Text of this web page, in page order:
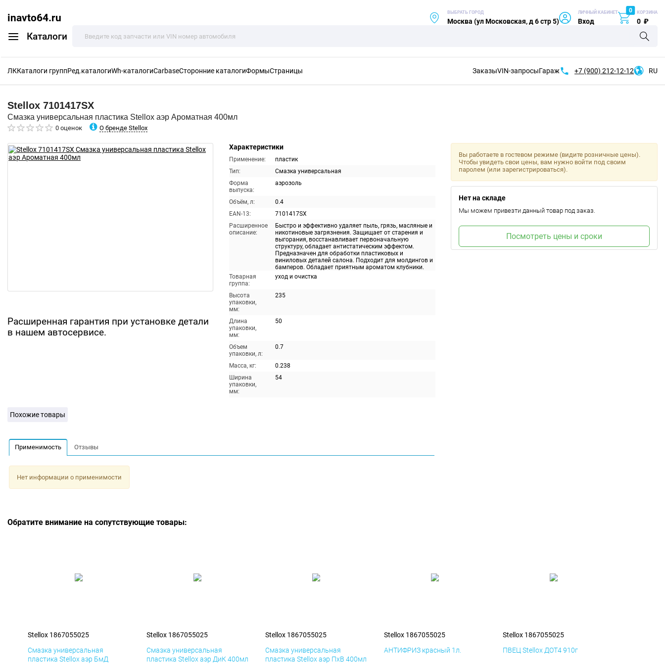
inavto64.ru
Каталоги
ВЫБРАТЬ ГОРОД
Москва (ул Московская, д 6 стр 5)
ЛИЧНЫЙ КАБИНЕТ
Вход
0 КОРЗИНА
0 ₽
ЛККаталоги группРед.каталогиWh-каталогиCarbaseСторонние каталогиФормыСтраницы ЗаказыVIN-запросыГараж +7 (900) 212-12-12 RU
Stellox 7101417SX
Смазка универсальная пластика Stellox аэр Ароматная 400мл
0 оценок О бренде Stellox
Расширенная гарантия при установке детали
в нашем автосервисе.
Характеристики
Применение:
пластик
Тип:
Смазка универсальная
Форма
выпуска:
аэрозоль
Объём, л:
0.4
EAN-13:
7101417SX
Расширенное
описание:
Быстро и эффективно удаляет пыль, грязь, масляные и
никотиновые загрязнения. Защищает от старения и
выгорания, восстанавливает первоначальную
структуру, обладает антистатическим эффектом.
Предназначен для обработки пластиковых и
виниловых деталей салона. Подходит для молдингов и
бамперов. Обладает приятным ароматом клубники.
Товарная
группа:
уход и очистка
Высота
упаковки,
мм:
235
Длина
упаковки,
мм:
50
Объем
упаковки, л:
0.7
Масса, кг:
0.238
Ширина
упаковки,
мм:
54
Вы работаете в гостевом режиме (видите розничные цены).
Чтобы увидеть свои цены, вам нужно войти под своим
паролем (или зарегистрироваться).
Нет на складе
Мы можем привезти данный товар под заказ.
Посмотреть цены и сроки
Похожие товары
Применимость Отзывы
Нет информации о применимости
Обратите внимание на сопутствующие товары:
Stellox 1867055025
Смазка универсальная
пластика Stellox аэр БмД
Stellox 1867055025
Смазка универсальная
пластика Stellox аэр ДиК 400мл
Stellox 1867055025
Смазка универсальная
пластика Stellox аэр ПхВ 400мл
Stellox 1867055025
АНТИФРИЗ красный 1л.
Stellox 1867055025
ПВЕЦ Stellox ДОТ4 910г